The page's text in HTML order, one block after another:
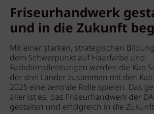
Friseurhandwerk
und in die Zukunft
Mit einer starken, strategischen
dem Schwerpunkt auf Haarfarbe und
Farbdienstleistungen werden die Kao
der drei Länder zusammen mit den
2025 eine zentrale Rolle spielen. Das
aller ist es, das Friseurhandwerk der
gestalten und erfolgreich in die